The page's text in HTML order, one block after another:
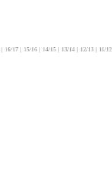
| 16/17 | 15/16 | 14/15 | 13/14 | 12/13 | 11/12